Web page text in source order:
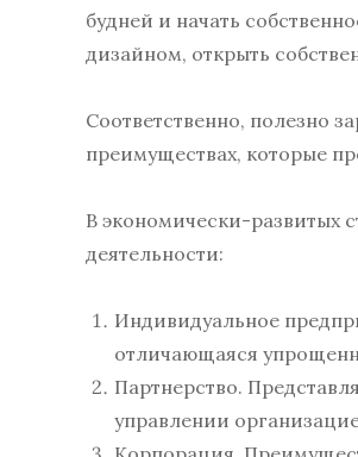
будней и начать
дизайном, открыть
Соответственно, полезно
преимуществах, которые
В экономически-развитых
деятельности:
Индивидуальное
отличающаяся
Партнерство.
управлении